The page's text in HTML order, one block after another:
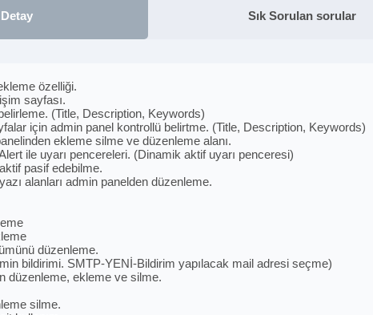
Sık Sorulan sorular
özelliği.
sayfası.
(Title, Description, Keywords)
için admin panel kontrollü belirtme. (Title, Description, Keywords)
ekleme silme ve düzenleme alanı.
ile uyarı pencereleri. (Dinamik aktif uyarı penceresi)
pasif edebilme.
alanları admin panelden düzenleme.
düzenleme.
bildirimi. SMTP-YENİ-Bildirim yapılacak mail adresi seçme)
düzenleme, ekleme ve silme.
silme.